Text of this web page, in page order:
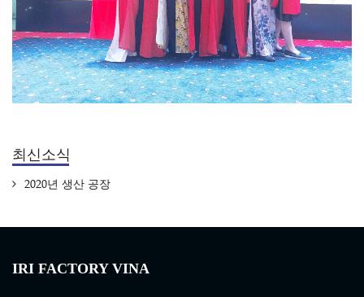
최신소식
2020년 생산 공장
IRI FACTORY VINA